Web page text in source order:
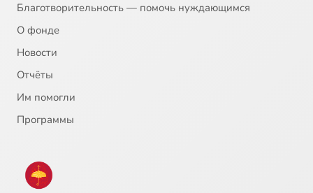
Благотворительность — помочь нуждающимся
О фонде
Новости
Отчёты
Им помогли
Программы